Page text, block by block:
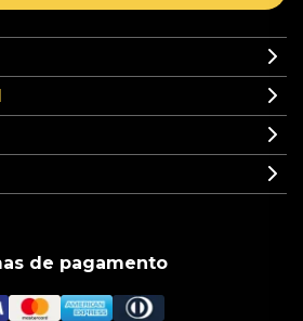
de pagamento